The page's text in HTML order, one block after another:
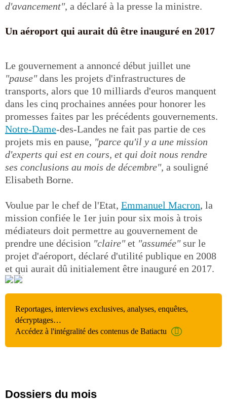
d'avancement", a déclaré à la presse la ministre.
Un aéroport qui aurait dû être inauguré en 2017
Le gouvernement a annoncé début juillet une
"pause"dans les projets d'infrastructures de
transports, alors que 10 milliards d'euros manquent
dans les cinq prochaines années pour honorer les
promesses faites par les précédents gouvernements.
Notre-Dame-des-Landes ne fait pas partie de ces
projets mis en pause, "parce qu'il y a une mission
d'experts qui est en cours, et qui doit nous rendre
ses conclusions au mois de décembre", a souligné
Elisabeth Borne.
Voulue par le chef de l'Etat, Emmanuel Macron, la
mission confiée le 1er juin pour six mois à trois
médiateurs doit permettre au gouvernement de
prendre une décision "claire"et "assumée"sur le
projet d'aéroport, déclaré d'utilité publique en 2008
et qui aurait dû initialement être inauguré en 2017.
Reportages, interviews exclusives, analyses, enquêtes,
décryptages…
Accédez à l'intégralité des contenus de Batiactu
Dossiers du mois